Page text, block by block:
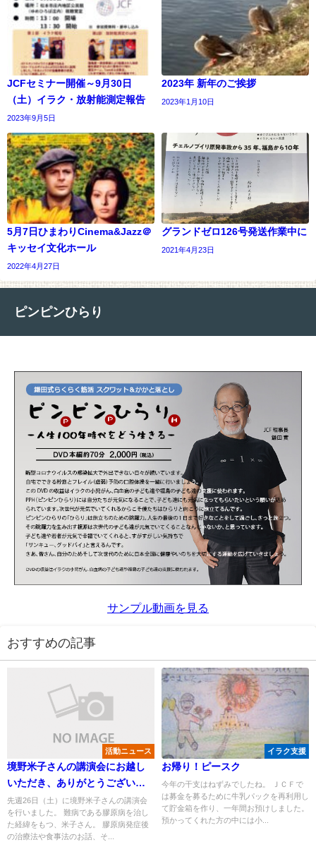
JCFセミナー開催～9月30日
（土）イラク・放射能測定報告
2023年9月5日
2023年 新年のご挨拶
2023年1月10日
5月7日ひまわりCinema&Jazz＠
キッセイ文化ホール
2022年4月27日
グランドゼロ126号発送作業中に
2021年4月23日
ピンピンひらり
サンプル動画を見る
おすすめの記事
活動ニュース
境野米子さんの講演会にお越し
いただき、ありがとうございま
した
先週26日（土）に境野米子さんの講演会
を行いました。 難病である膠原病を治し
た経緯をもつ、米子さん。 膠原病発症後
の治療法や食事法のお話、そ...
イラク支援
お帰り！ピースク
今年の干支はねずみでしたね。 ＪＣＦで
は募金を募るために牛乳パックを再利用し
て貯金箱を作り、一年間お預けしました。
預かってくれた方の中には小...